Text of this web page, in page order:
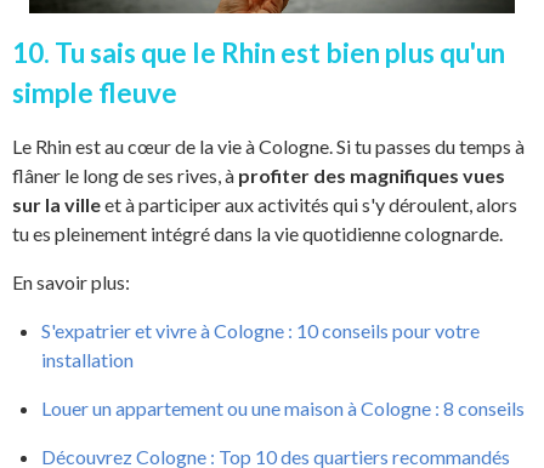
10. Tu sais que le Rhin est bien plus qu'un
simple fleuve
Le Rhin est au cœur de la vie à Cologne. Si tu passes du temps à
flâner le long de ses rives, à profiter des magnifiques vues
sur la villeet à participer aux activités qui s'y déroulent, alors
tu es pleinement intégré dans la vie quotidienne colognarde.
En savoir plus:
S'expatrier et vivre à Cologne : 10 conseils pour votre
installation
Louer un appartement ou une maison à Cologne : 8 conseils
Découvrez Cologne : Top 10 des quartiers recommandés